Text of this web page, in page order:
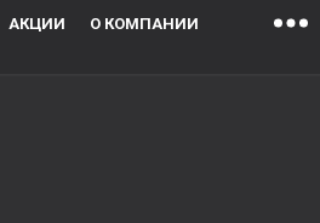
АКЦИИ О КОМПАНИИ